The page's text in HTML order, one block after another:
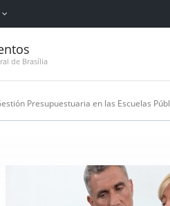
de Brasília
Presupuestuaria en las Escuelas